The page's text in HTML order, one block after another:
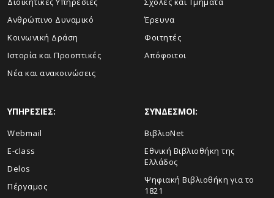
Ανθρώπινο Δυναμικό
Κοινωνική Δράση
Ιστορία και Προοπτικές
Νέα και ανακοινώσεις
Έρευνα
Φοιτητές
Απόφοιτοι
ΥΠΗΡΕΣΙΕΣ:
Webmail
E-class
Delos
Πέργαμος
ΣΥΝΔΕΣΜΟΙ:
ΒιβλιοNet
Εθνική Βιβλιοθήκη της
Ελλάδος
Ψηφιακή Βιβλιοθήκη για το
1821